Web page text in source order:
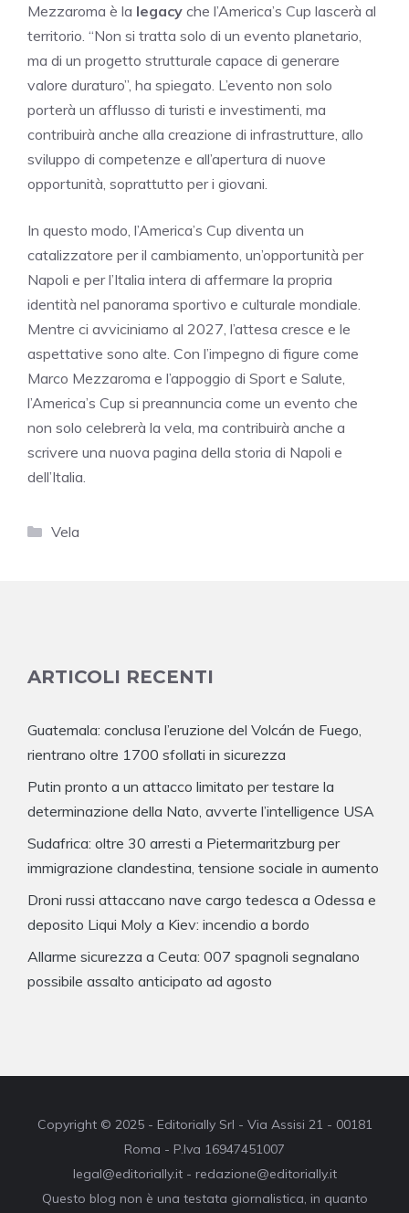
Mezzaroma è la legacy che l’America’s Cup lascerà al
territorio. “Non si tratta solo di un evento planetario,
ma di un progetto strutturale capace di generare
valore duraturo”, ha spiegato. L’evento non solo
porterà un afflusso di turisti e investimenti, ma
contribuirà anche alla creazione di infrastrutture, allo
sviluppo di competenze e all’apertura di nuove
opportunità, soprattutto per i giovani.
In questo modo, l’America’s Cup diventa un
catalizzatore per il cambiamento, un’opportunità per
Napoli e per l’Italia intera di affermare la propria
identità nel panorama sportivo e culturale mondiale.
Mentre ci avviciniamo al 2027, l’attesa cresce e le
aspettative sono alte. Con l’impegno di figure come
Marco Mezzaroma e l’appoggio di Sport e Salute,
l’America’s Cup si preannuncia come un evento che
non solo celebrerà la vela, ma contribuirà anche a
scrivere una nuova pagina della storia di Napoli e
dell’Italia.
Categorie
Vela
ARTICOLI RECENTI
Guatemala: conclusa l’eruzione del Volcán de Fuego,
rientrano oltre 1700 sfollati in sicurezza
Putin pronto a un attacco limitato per testare la
determinazione della Nato, avverte l’intelligence USA
Sudafrica: oltre 30 arresti a Pietermaritzburg per
immigrazione clandestina, tensione sociale in aumento
Droni russi attaccano nave cargo tedesca a Odessa e
deposito Liqui Moly a Kiev: incendio a bordo
Allarme sicurezza a Ceuta: 007 spagnoli segnalano
possibile assalto anticipato ad agosto
Copyright © 2025 - Editorially Srl - Via Assisi 21 - 00181
Roma - P.Iva 16947451007
legal@editorially.it - redazione@editorially.it
Questo blog non è una testata giornalistica, in quanto